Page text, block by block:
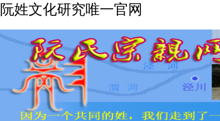
阮姓文化研究唯一官网